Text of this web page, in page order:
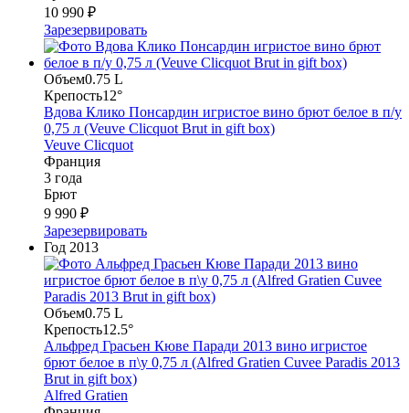
10 990 ₽
Зарезервировать
Объем0.75 L
Крепость12°
Вдова Клико Понсардин игристое вино брют белое в п/у
0,75 л (Veuve Clicquot Brut in gift box)
Veuve Clicquot
Франция
3 года
Брют
9 990 ₽
Зарезервировать
Год 2013
Объем0.75 L
Крепость12.5°
Альфред Грасьен Кюве Паради 2013 вино игристое
брют белое в п\у 0,75 л (Alfred Gratien Cuvee Paradis 2013
Brut in gift box)
Alfred Gratien